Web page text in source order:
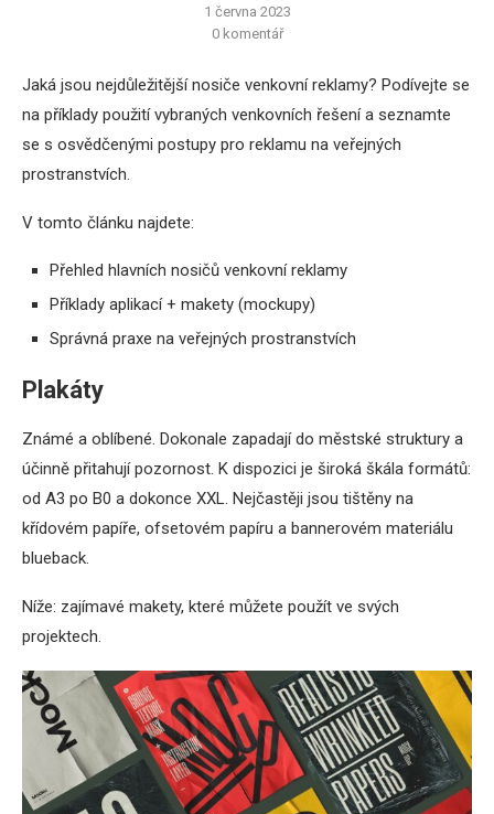
1 června 2023
0 komentář
Jaká jsou nejdůležitější nosiče venkovní reklamy? Podívejte se
na příklady použití vybraných venkovních řešení a seznamte
se s osvědčenými postupy pro reklamu na veřejných
prostranstvích.
V tomto článku najdete:
Přehled hlavních nosičů venkovní reklamy
Příklady aplikací + makety (mockupy)
Správná praxe na veřejných prostranstvích
Plakáty
Známé a oblíbené. Dokonale zapadají do městské struktury a
účinně přitahují pozornost. K dispozici je široká škála formátů:
od A3 po B0 a dokonce XXL. Nejčastěji jsou tištěny na
křídovém papíře, ofsetovém papíru a bannerovém materiálu
blueback.
Níže: zajímavé makety, které můžete použít ve svých
projektech.